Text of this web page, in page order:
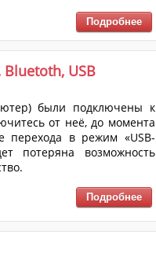
компьютеров без
сет...
USB
были подключены к
от неё, до момента
перехода в режим «USB-
потеряна возможность